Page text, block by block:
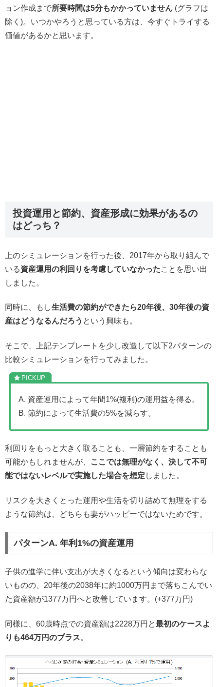
ョン作成まで所要時間は5分もかかっていません (グラフは
除く)。いつかやろうと思っている方は、今すぐトライする
価値があるかと思います。
投資運用と節約、資産形成に効果があるの
はどっち？
上のシミュレーションを行った後、2017年から取り組んで
いる資産運用の利回りを考慮していなかったことを思い出
しました。
同時に、もし生活費の節約ができたら20年後、30年後の資
産はどうなるんだろう という興味も。
そこで、上記テンプレートを少し改造して以下2パターンの
比較シミュレーションを行ってみました。
A. 資産運用によって年間1%(複利)の運用益を得る。
B. 節約によって生活費の5%を減らす。
利回りをもっと大きく取ることも、一層節約をすることも
可能かもしれませんが、
ここでは無理がなく、決して不可
能ではないレベルで実施した場合を想定 しました。
リスクを大きくとった運用や生活を切り詰めて無理をする
ような節約は、どちらも妻がハッピーではないためです。
パターンA. 年利1%の資産運用
子供の進学に伴い支出が大きくなるという傾向は変わらな
いものの、20年後の2038年に約1000万円まで落ちこんでい
た資産額が1377万円へと改善しています。(+377万円)
同様に、60歳時点での資産額は2228万円と最初のケースよ
りも464万円のプラス。